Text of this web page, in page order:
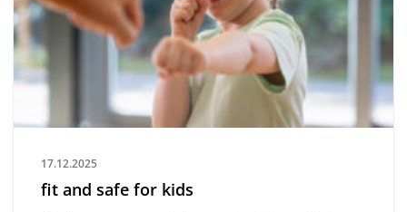
17.12.2025
fit and safe for kids